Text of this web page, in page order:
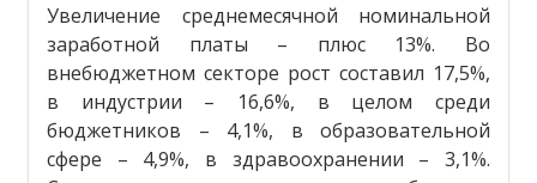
Увеличение среднемесячной номинальной
заработной платы – плюс 13%. Во
внебюджетном секторе рост составил 17,5%,
в индустрии – 16,6%, в целом среди
бюджетников – 4,1%, в образовательной
сфере – 4,9%, в здравоохранении – 3,1%.